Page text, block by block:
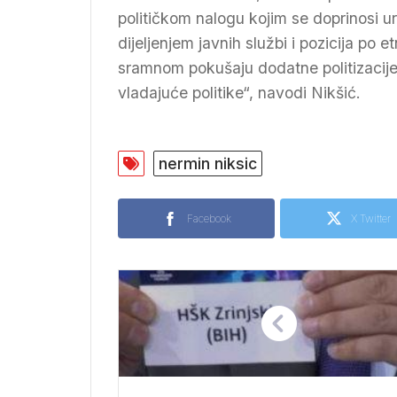
političkom nalogu kojim se doprinosi
dijeljenjem javnih službi i pozicija po
sramnom pokušaju dodatne
vladajuće politike“, navodi Nikšić.
nermin niksic
Facebook X Twitter